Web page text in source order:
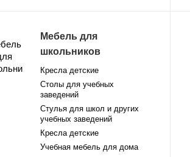
Мебель для
школьников
Кресла детские
Столы для учебных
заведений
Стулья для школ и других
учебных заведений
Кресла детские
Учебная мебель для дома